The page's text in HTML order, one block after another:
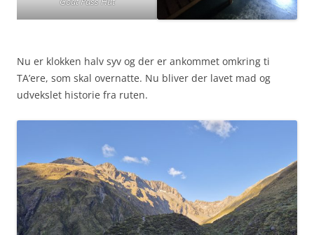
Nu er klokken halv syv og der er ankommet omkring ti
TA’ere, som skal overnatte. Nu bliver der lavet mad og
udvekslet historie fra ruten.